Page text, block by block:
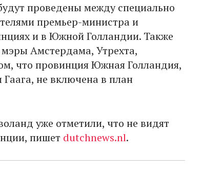
проведены между специально
премьер-министра и
и в Южной Голландии. Также
мэры Амстердама, Утрехта,
что провинция Южная Голландия,
не включена в план
уже отметили, что не видят
пишет dutchnews.nl.